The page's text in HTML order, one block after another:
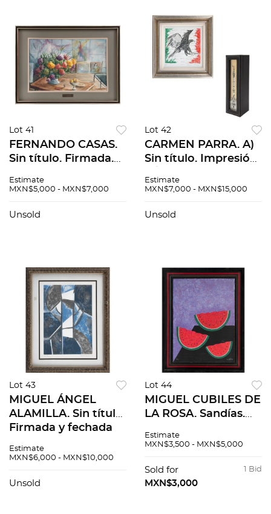
Lot 41
FERNANDO CASAS.
Sin título. Firmada.
papel. 35.5 x 53 cm
Estimate
MXN$5,000 - MXN$7,000
Unsold
Lot 42
CARMEN PARRA. A)
Sin título. Impresión
Columna de la
Serigrafía 9/200, en
Estimate
MXN$7,000 - MXN$15,000
Unsold
Lot 43
MIGUEL ÁNGEL
ALAMILLA. Sin título.
Firmada y fechada
XXV. 42.75 x 30 cm
cm papel
Estimate
MXN$6,000 - MXN$10,000
Unsold
Lot 44
MIGUEL CUBILES DE
LA ROSA. Sandías.
47 / 120. 73.5 x 53.75
Estimate
MXN$3,500 - MXN$5,000
1 Bid
Sold for
MXN$3,000